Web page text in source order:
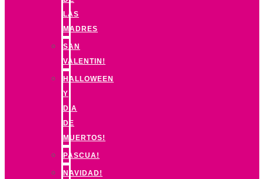
LAS
MADRES
SAN
VALENTIN!
HALLOWEEN
Y
DIA
DE
MUERTOS!
PASCUA!
NAVIDAD!